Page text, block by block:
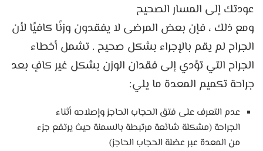
عودتك إلى المسار الصحيح
ومع ذلك ، فإن بعض المرضى لا يفقدون وزنًا كافيًا لأن
الجراح لم يقم بالإجراء بشكل صحيح . تشمل أخطاء
الجراح التي تؤدي إلى فقدان الوزن بشكل غير كافٍ بعد
جراحة تكميم المعدة ما يلي:
عدم التعرف على فتق الحجاب الحاجز وإصلاحه أثناء
الجراحة (مشكلة شائعة مرتبطة بالسمنة حيث يرتفع جزء
من المعدة عبر عضلة الحجاب الحاجز)